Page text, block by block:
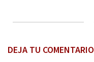
DEJA TU COMENTARIO